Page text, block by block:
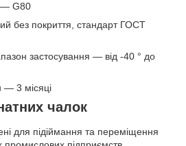
— G80
без покриття, стандарт ГОСТ
застосування — від -40 ° до
— 3 місяці
чалок
для підіймання та переміщення